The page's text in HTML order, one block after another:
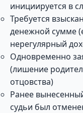
инициируется в
Требуется
денежной сумме
нерегулярный
Одновременно
(лишение
отцовства)
Ранее
судьи был